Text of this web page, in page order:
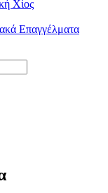
Χίος
Επαγγέλματα